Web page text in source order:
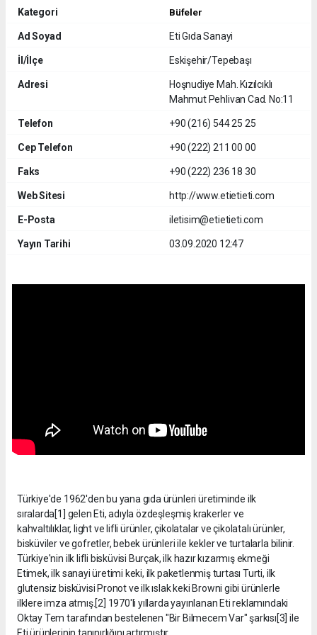
Kategori Büfeler
Ad Soyad Eti Gıda Sanayi
İl/İlçe Eskişehir/Tepebaşı
Adresi
Hoşnudiye Mah. Kızılcıklı
Mahmut Pehlivan Cad. No:11
Telefon +90 (216) 544 25 25
Cep Telefon +90 (222) 211 00 00
Faks +90 (222) 236 18 30
Web Sitesi http://www.etietieti.com
E-Posta iletisim@etietieti.com
Yayın Tarihi 03.09.2020 12:47
Türkiye'de 1962'den bu yana gıda ürünleri üretiminde ilk
sıralarda[1] gelen Eti, adıyla özdeşleşmiş krakerler ve
kahvaltılıklar, light ve lifli ürünler, çikolatalar ve çikolatalı ürünler,
bisküviler ve gofretler, bebek ürünleri ile kekler ve turtalarla bilinir.
Türkiye'nin ilk lifli bisküvisi Burçak, ilk hazır kızarmış ekmeği
Etimek, ilk sanayi üretimi keki, ilk paketlenmiş turtası Turti, ilk
glutensiz bisküvisi Pronot ve ilk ıslak keki Browni gibi ürünlerle
ilklere imza atmış.[2] 1970'li yıllarda yayınlanan Eti reklamındaki
Oktay Tem tarafından bestelenen "Bir Bilmecem Var" şarkısı[3] ile